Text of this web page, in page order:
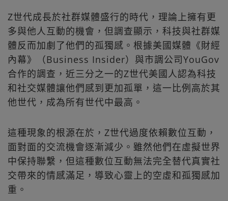
Z世代成長於社群媒體盛行的時代，理論上擁有更
多與他人互動的機會，但調查顯示，科技與社群媒
體反而加劇了他們的孤獨感。根據美國媒體《財經
內幕》（Business Insider）與市調公司YouGov
合作的調查，近三分之一的Z世代美國人認為科技
和社交媒體讓他們感到更加孤單，這一比例高於其
他世代，成為所有世代中最高。
這種現象的根源在於，Z世代過度依賴數位互動，
面對面的交流機會逐漸減少。雖然他們在虛擬世界
中保持聯繫，但這種數位互動無法完全替代真實社
交帶來的情感滿足，導致心靈上的空虛和孤獨感加
重。